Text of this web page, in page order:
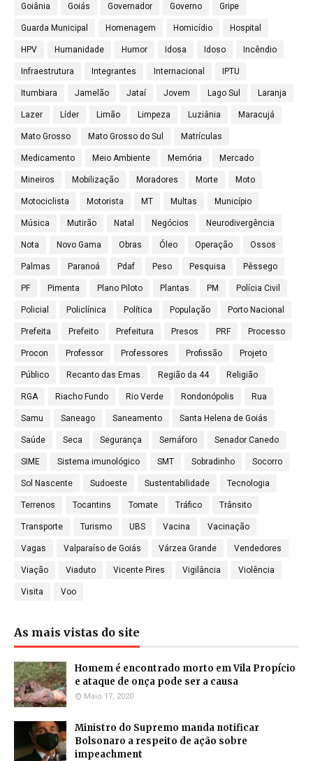
Goiânia Goiás Governador Governo Gripe
Guarda Municipal Homenagem Homicídio Hospital
HPV Humanidade Humor Idosa Idoso Incêndio
Infraestrutura Integrantes Internacional IPTU
Itumbiara Jamelão Jataí Jovem Lago Sul Laranja
Lazer Líder Limão Limpeza Luziânia Maracujá
Mato Grosso Mato Grosso do Sul Matrículas
Medicamento Meio Ambiente Memória Mercado
Mineiros Mobilização Moradores Morte Moto
Motociclista Motorista MT Multas Município
Música Mutirão Natal Negócios Neurodivergência
Nota Novo Gama Obras Óleo Operação Ossos
Palmas Paranoá Pdaf Peso Pesquisa Pêssego
PF Pimenta Plano Piloto Plantas PM Polícia Civil
Policial Policlínica Política População Porto Nacional
Prefeita Prefeito Prefeitura Presos PRF Processo
Procon Professor Professores Profissão Projeto
Público Recanto das Emas Região da 44 Religião
RGA Riacho Fundo Rio Verde Rondonópolis Rua
Samu Saneago Saneamento Santa Helena de Goiás
Saúde Seca Segurança Semáforo Senador Canedo
SIME Sistema imunológico SMT Sobradinho Socorro
Sol Nascente Sudoeste Sustentabilidade Tecnologia
Terrenos Tocantins Tomate Tráfico Trânsito
Transporte Turismo UBS Vacina Vacinação
Vagas Valparaíso de Goiás Várzea Grande Vendedores
Viação Viaduto Vicente Pires Vigilância Violência
Visita Voo
As mais vistas do site
Homem é encontrado morto em Vila Propício
e ataque de onça pode ser a causa
Maio 17, 2020
Ministro do Supremo manda notificar
Bolsonaro a respeito de ação sobre
impeachment